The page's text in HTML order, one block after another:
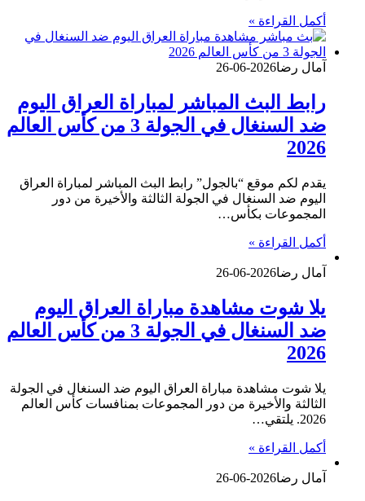
أكمل القراءة »
آمال رضا2026-06-26
رابط البث المباشر لمباراة العراق اليوم
ضد السنغال في الجولة 3 من كأس العالم
2026
يقدم لكم موقع “بالجول” رابط البث المباشر لمباراة العراق
اليوم ضد السنغال في الجولة الثالثة والأخيرة من دور
المجموعات بكأس…
أكمل القراءة »
آمال رضا2026-06-26
يلا شوت مشاهدة مباراة العراق اليوم
ضد السنغال في الجولة 3 من كأس العالم
2026
يلا شوت مشاهدة مباراة العراق اليوم ضد السنغال في الجولة
الثالثة والأخيرة من دور المجموعات بمنافسات كأس العالم
2026. يلتقي…
أكمل القراءة »
آمال رضا2026-06-26